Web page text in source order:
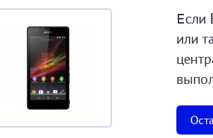
Если
или